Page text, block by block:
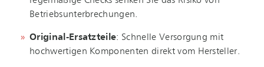
Betriebsunterbrechungen.
Original-Ersatzteile: Schnelle Versorgung mit
hochwertigen Komponenten direkt vom Hersteller.